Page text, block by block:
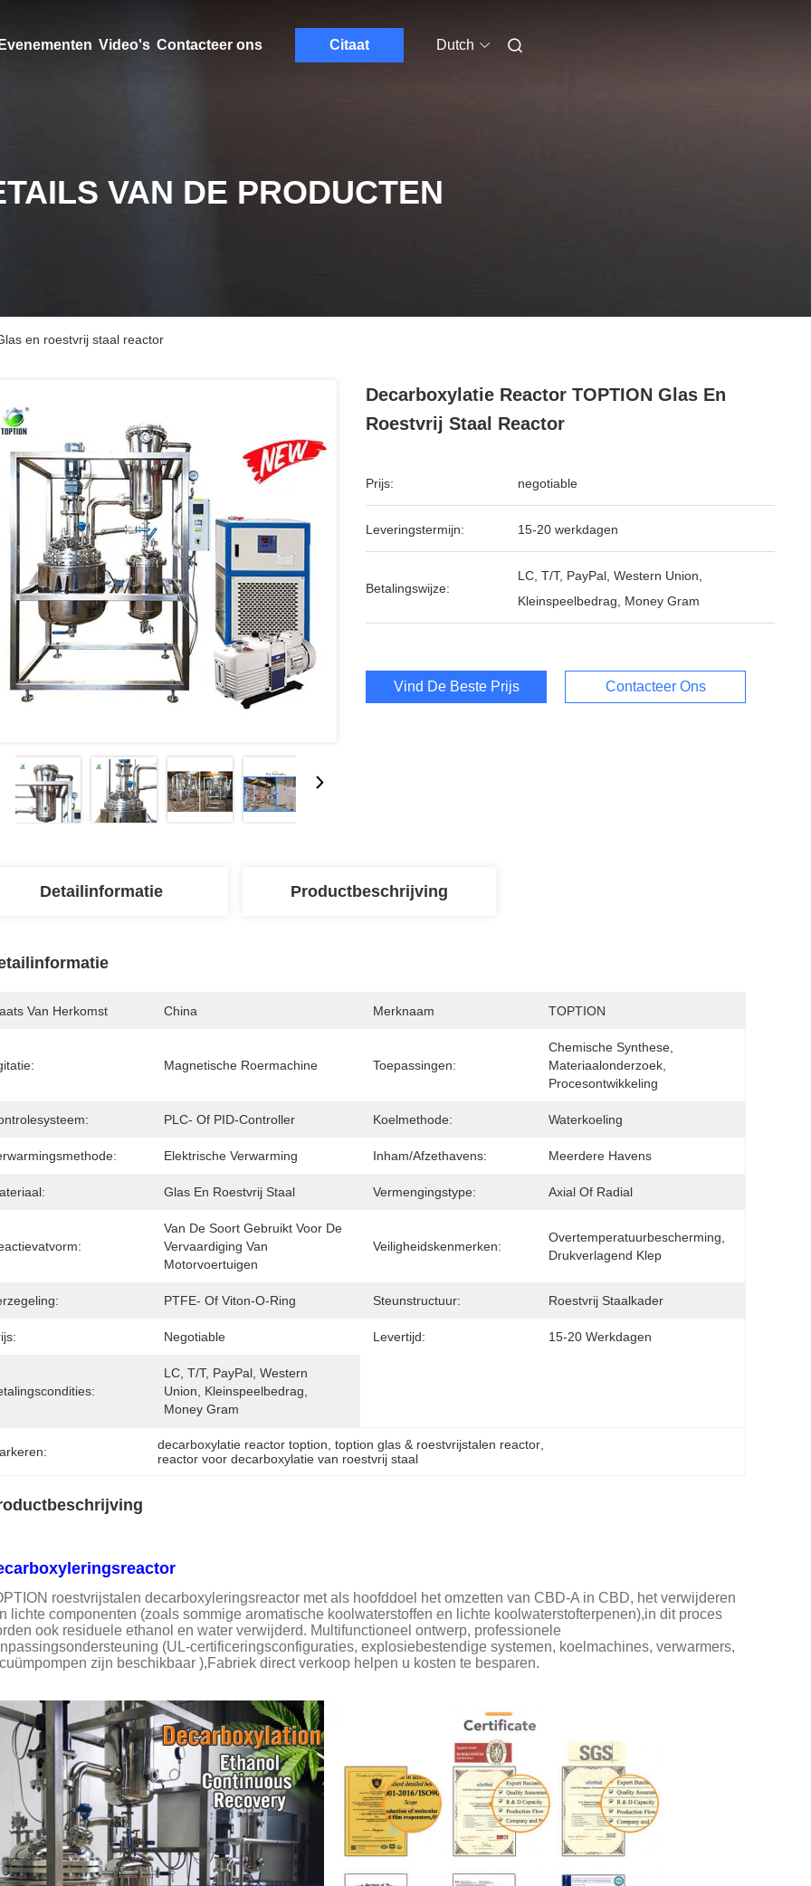
Video's Contacteer ons Citaat Dutch
VAN DE PRODUCTEN
en roestvrij staal reactor
Decarboxylatie Reactor TOPTION Glas En
Roestvrij Staal Reactor
Prijs: negotiable
Leveringstermijn: 15-20 werkdagen
Betalingswijze:
LC, T/T, PayPal, Western Union,
Kleinspeelbedrag, Money Gram
Vind De Beste Prijs Contacteer Ons
Detailinformatie Productbeschrijving
Van Herkomst China Merknaam TOPTION
Magnetische Roermachine Toepassingen:
Chemische Synthese,
Materiaalonderzoek,
Procesontwikkeling
PLC- Of PID-Controller Koelmethode: Waterkoeling
Elektrische Verwarming Inham/Afzethavens: Meerdere Havens
Glas En Roestvrij Staal Vermengingstype: Axial Of Radial
Van De Soort Gebruikt Voor De
Vervaardiging Van
Motorvoertuigen
Veiligheidskenmerken:
Overtemperatuurbescherming,
Drukverlagend Klep
PTFE- Of Viton-O-Ring Steunstructuur: Roestvrij Staalkader
Negotiable Levertijd: 15-20 Werkdagen
LC, T/T, PayPal, Western
Union, Kleinspeelbedrag,
Money Gram
decarboxylatie reactor toption , toption glas & roestvrijstalen reactor
reactor voor decarboxylatie van roestvrij staal
roestvrijstalen decarboxyleringsreactor met als hoofddoel het omzetten van CBD-A in CBD, het verwijderen
lichte componenten (zoals sommige aromatische koolwaterstoffen en lichte koolwaterstofterpenen),in dit proces
ook residuele ethanol en water verwijderd. Multifunctioneel ontwerp, professionele
(UL-certificeringsconfiguraties, explosiebestendige systemen, koelmachines, verwarmers,
zijn beschikbaar ),Fabriek direct verkoop helpen u kosten te besparen.